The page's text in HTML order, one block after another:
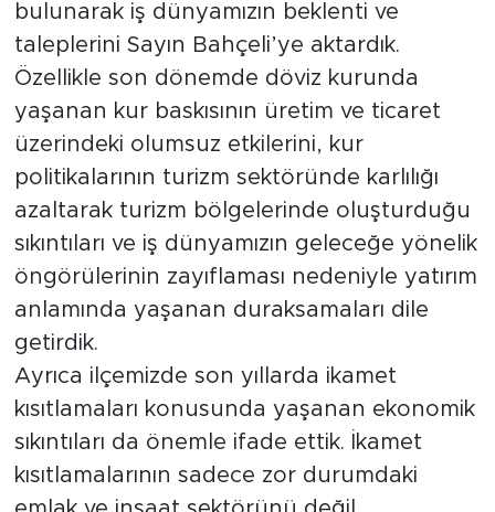
bulunarak iş dünyamızın beklenti ve
taleplerini Sayın Bahçeli’ye aktardık.
Özellikle son dönemde döviz kurunda
yaşanan kur baskısının üretim ve ticaret
üzerindeki olumsuz etkilerini, kur
politikalarının turizm sektöründe karlılığı
azaltarak turizm bölgelerinde oluşturduğu
sıkıntıları ve iş dünyamızın geleceğe yönelik
öngörülerinin zayıflaması nedeniyle yatırım
anlamında yaşanan duraksamaları dile
getirdik.
Ayrıca ilçemizde son yıllarda ikamet
kısıtlamaları konusunda yaşanan ekonomik
sıkıntıları da önemle ifade ettik. İkamet
kısıtlamalarının sadece zor durumdaki